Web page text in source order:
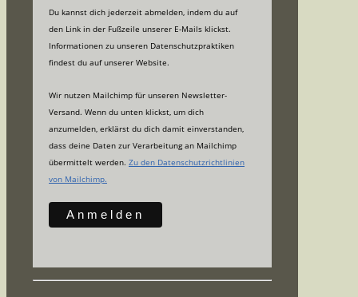
Du kannst dich jederzeit abmelden, indem du auf
den Link in der Fußzeile unserer E-Mails klickst.
Informationen zu unseren Datenschutzpraktiken
findest du auf unserer Website.
Wir nutzen Mailchimp für unseren Newsletter-
Versand. Wenn du unten klickst, um dich
anzumelden, erklärst du dich damit einverstanden,
dass deine Daten zur Verarbeitung an Mailchimp
übermittelt werden. Zu den Datenschutzrichtlinien
von Mailchimp.